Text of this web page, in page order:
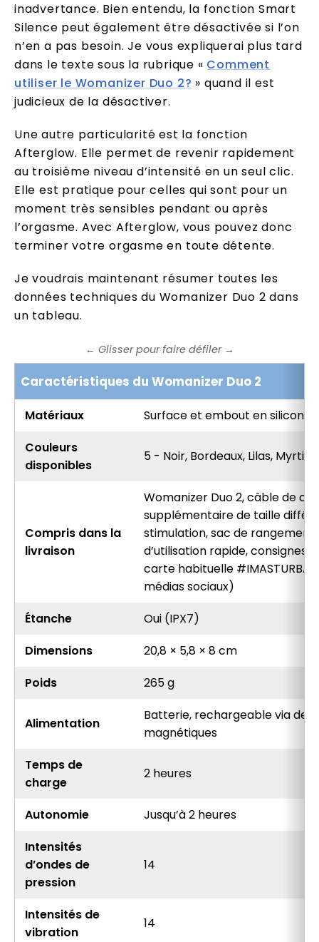
inadvertance. Bien entendu, la fonction Smart
Silence peut également être désactivée si l’on
n’en a pas besoin. Je vous expliquerai plus tard
dans le texte sous la rubrique « Comment
utiliser le Womanizer Duo 2? » quand il est
judicieux de la désactiver.
Une autre particularité est la fonction
Afterglow. Elle permet de revenir rapidement
au troisième niveau d’intensité en un seul clic.
Elle est pratique pour celles qui sont pour un
moment très sensibles pendant ou après
l’orgasme. Avec Afterglow, vous pouvez donc
terminer votre orgasme en toute détente.
Je voudrais maintenant résumer toutes les
données techniques du Womanizer Duo 2 dans
un tableau.
← Glisser pour faire défiler →
Caractéristiques du Womanizer Duo 2
Matériaux
Surface et embout en silicone
Couleurs
disponibles
5 - Noir, Bordeaux, Lilas,
Compris dans la
livraison
Womanizer Duo 2, câble de
supplémentaire de taille
stimulation, sac de rangement
d’utilisation rapide, consignes
carte habituelle
médias sociaux)
Étanche
Oui (IPX7)
Dimensions
20,8 × 5,8 × 8 cm
Poids
265 g
Alimentation
Batterie, rechargeable via
magnétiques
Temps de
charge
2 heures
Autonomie
Jusqu’à 2 heures
Intensités
d’ondes de
pression
14
Intensités de
vibration
14